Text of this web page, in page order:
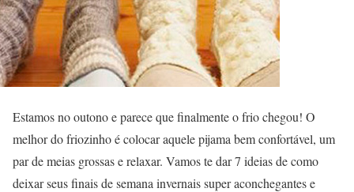
Estamos no outono e parece que finalmente o frio chegou! O
melhor do friozinho é colocar aquele pijama bem confortável, um
par de meias grossas e relaxar. Vamos te dar 7 ideias de como
deixar seus finais de semana invernais super aconchegantes e